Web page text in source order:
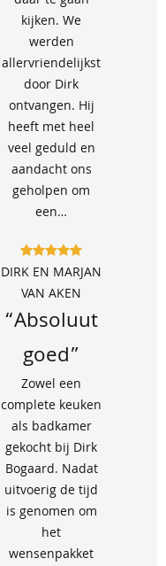
kijken. We
werden
allervriendelijkst
door Dirk
ontvangen. Hij
heeft met heel
veel geduld en
aandacht ons
geholpen om
een…
DIRK EN MARJAN
VAN AKEN
“Absoluut
goed”
Zowel een
complete keuken
als badkamer
gekocht bij Dirk
Bogaard. Nadat
uitvoerig de tijd
is genomen om
het
wensenpakket